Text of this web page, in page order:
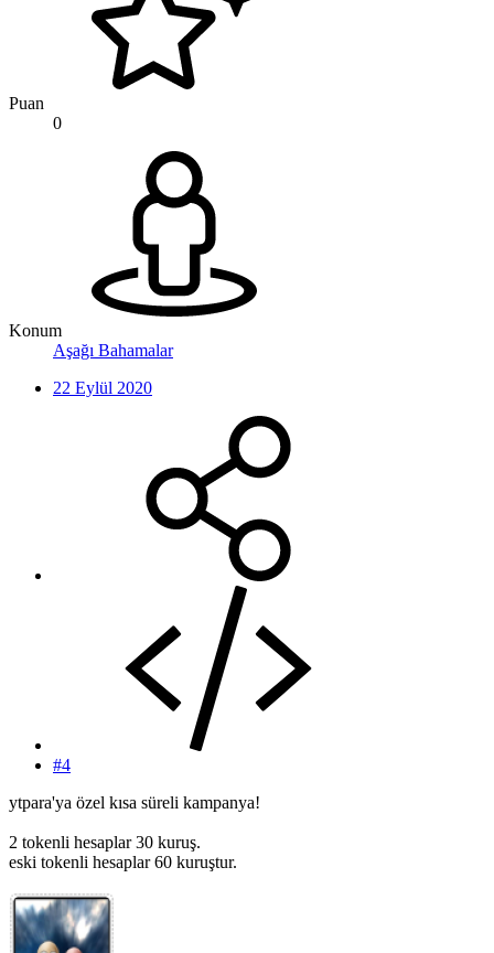
Puan
0
Konum
Aşağı Bahamalar
22 Eylül 2020
#4
ytpara'ya özel kısa süreli kampanya!
2 tokenli hesaplar 30 kuruş.
eski tokenli hesaplar 60 kuruştur.